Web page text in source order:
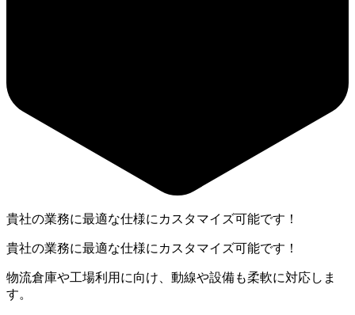
貴社の業務に最適な仕様にカスタマイズ可能です！
貴社の業務に最適な仕様にカスタマイズ可能です！
物流倉庫や工場利用に向け、動線や設備も柔軟に対応しま
す。